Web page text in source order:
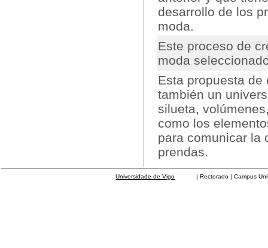
desarrollo de los
moda.
Este proceso de
moda
Esta propuesta
también un
silueta,
como los
para comunicar la
prendas.
Universidade de Vigo | Rectorado | Campus